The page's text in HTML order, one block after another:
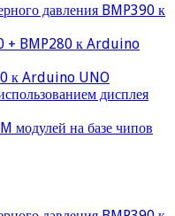
давления BMP390 к
+ BMP280 к Arduino
к Arduino UNO
дисплея
модулей на базе чипов